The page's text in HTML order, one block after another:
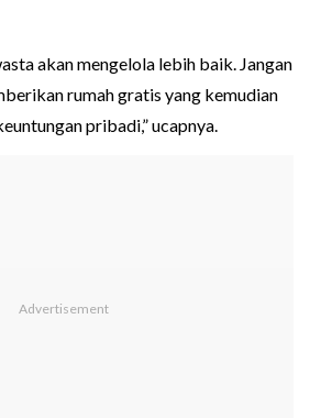
akan mengelola lebih baik. Jangan
rumah gratis yang kemudian
pribadi,” ucapnya.